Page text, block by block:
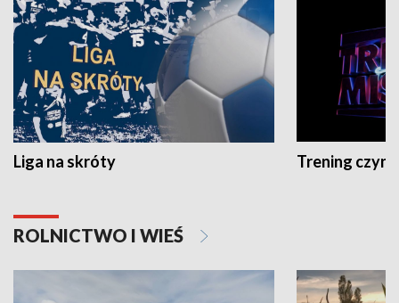
Liga na skróty Trening czyni
ROLNICTWO I WIEŚ